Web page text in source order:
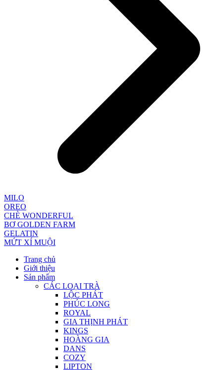
MILO
OREO
CHÈ WONDERFUL
BƠ GOLDEN FARM
GELATIN
MỨT XÍ MUỘI
Trang chủ
Giới thiệu
Sản phẩm
CÁC LOẠI TRÀ
LỘC PHÁT
PHÚC LONG
ROYAL
GIA THỊNH PHÁT
KINGS
HOÀNG GIA
DANS
COZY
LIPTON